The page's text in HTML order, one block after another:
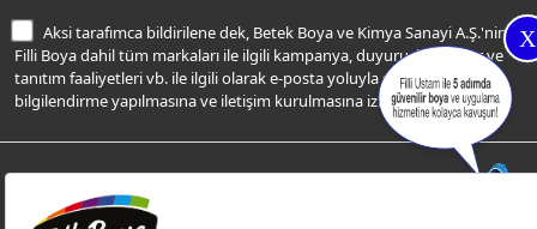
X
KVKK Aydınlatma Metni
Aksi tarafımca bildirilene dek, Betek Boya ve Kimya Sanayi A.Ş.'nin
Filli Boya dahil tüm markaları ile ilgili kampanya, duyuru, hizmetler ve
tanıtım faaliyetleri vb. ile ilgili olarak e-posta yoluyla şahsıma
bilgilendirme yapılmasına ve iletişim kurulmasına izin veriyorum.